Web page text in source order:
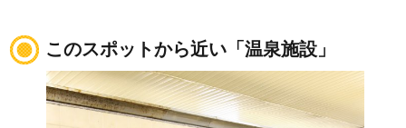
このスポットから近い「温泉施設」